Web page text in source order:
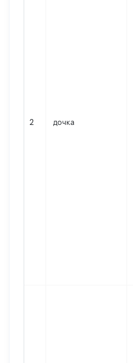
2 дочка